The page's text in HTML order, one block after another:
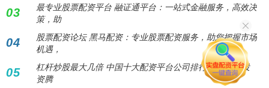
03
最专业股票配资平台 融证通平台：一站式金融服务，高效决
策，助
04
股票配资论坛 黑马配资：专业股票配资服务，助您把握市场
机遇，
05
杠杆炒股最大几倍 中国十大配资平台公司排行榜 | 助您投
资腾